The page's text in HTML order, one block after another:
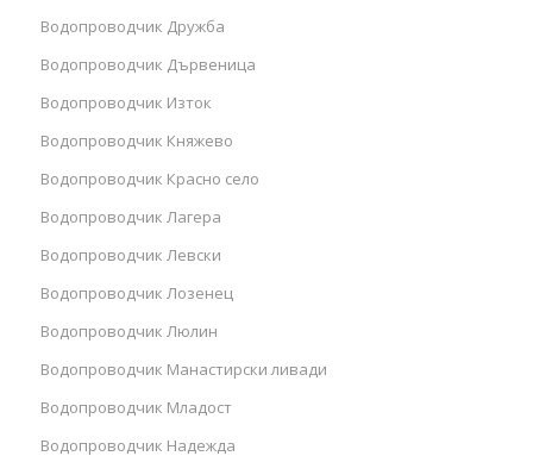
Водопроводчик Дружба
Водопроводчик Дървеница
Водопроводчик Изток
Водопроводчик Княжево
Водопроводчик Красно село
Водопроводчик Лагера
Водопроводчик Левски
Водопроводчик Лозенец
Водопроводчик Люлин
Водопроводчик Манастирски ливади
Водопроводчик Младост
Водопроводчик Надежда